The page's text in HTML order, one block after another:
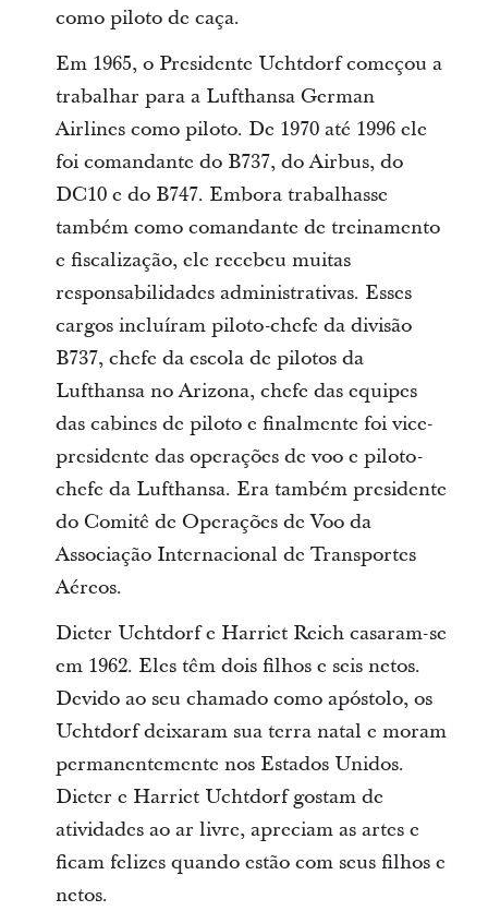
como piloto de caça.
Em 1965, o Presidente Uchtdorf começou a
trabalhar para a Lufthansa German
Airlines como piloto. De 1970 até 1996 ele
foi comandante do B737, do Airbus, do
DC10 e do B747. Embora trabalhasse
também como comandante de treinamento
e fiscalização, ele recebeu muitas
responsabilidades administrativas. Esses
cargos incluíram piloto-chefe da divisão
B737, chefe da escola de pilotos da
Lufthansa no Arizona, chefe das equipes
das cabines de piloto e finalmente foi vice-
presidente das operações de voo e piloto-
chefe da Lufthansa. Era também presidente
do Comitê de Operações de Voo da
Associação Internacional de Transportes
Aéreos.
Dieter Uchtdorf e Harriet Reich casaram-se
em 1962. Eles têm dois filhos e seis netos.
Devido ao seu chamado como apóstolo, os
Uchtdorf deixaram sua terra natal e moram
permanentemente nos Estados Unidos.
Dieter e Harriet Uchtdorf gostam de
atividades ao ar livre, apreciam as artes e
ficam felizes quando estão com seus filhos e
netos.